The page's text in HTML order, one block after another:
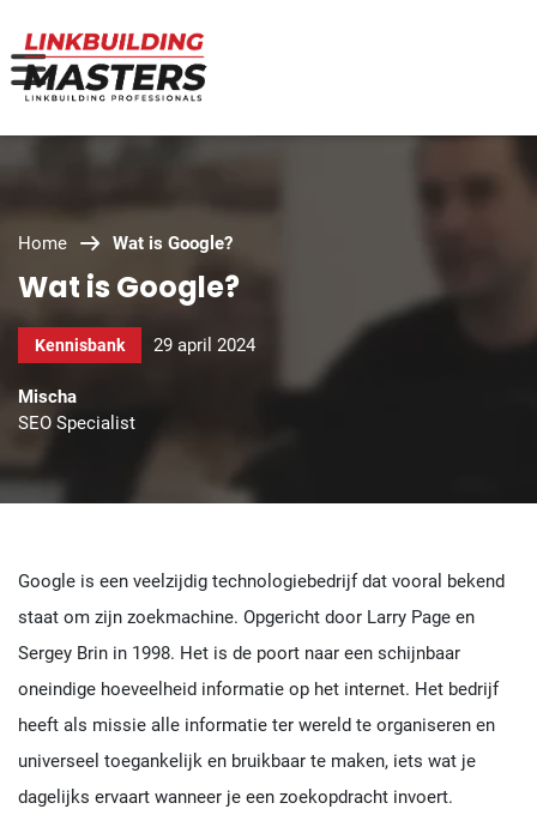
Home Wat is Google?
Wat is Google?
Kennisbank 29 april 2024
Mischa
SEO Specialist
Google is een veelzijdig technologiebedrijf dat vooral bekend
staat om zijn zoekmachine. Opgericht door Larry Page en
Sergey Brin in 1998. Het is de poort naar een schijnbaar
oneindige hoeveelheid informatie op het internet. Het bedrijf
heeft als missie alle informatie ter wereld te organiseren en
universeel toegankelijk en bruikbaar te maken, iets wat je
dagelijks ervaart wanneer je een zoekopdracht invoert.